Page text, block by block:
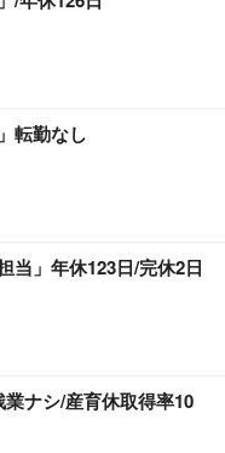
転勤なし
当」年休123日/完休2日
ナシ/産育休取得率10